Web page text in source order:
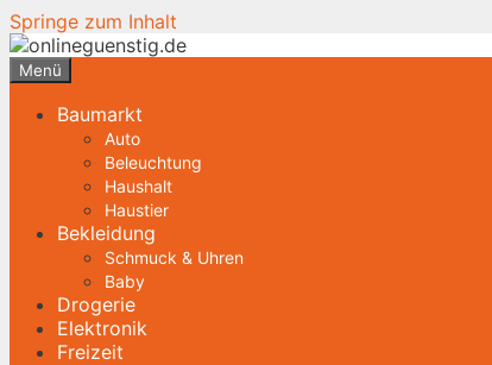
Springe zum Inhalt
Menü
Baumarkt
Auto
Beleuchtung
Haushalt
Haustier
Bekleidung
Schmuck & Uhren
Baby
Drogerie
Elektronik
Freizeit